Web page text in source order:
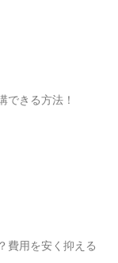
できる方法！
費用を安く抑える